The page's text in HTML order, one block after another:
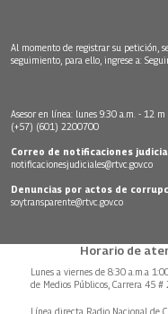
Al momento de registrar su petición,
seguimiento, para ello, ingrese a:
Asesor en línea: lunes 9:30 a.m. - 12 m
(+57) (601) 2200700
Correo de notificaciones
notificacionesjudiciales@rtvc.gov.co
Denuncias por actos de
soytransparente@rtvc.gov.co
Horario de
Lunes a viernes de 8:30 a.m.a
de Medios Públicos, Carrera 45 #
Línea directa Radio Nacional de